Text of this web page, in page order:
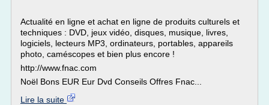
Actualité en ligne et achat en ligne de produits culturels et
techniques : DVD, jeux vidéo, disques, musique, livres,
logiciels, lecteurs MP3, ordinateurs, portables, appareils
photo, caméscopes et bien plus encore !
http://www.fnac.com
Noël Bons EUR Eur Dvd Conseils Offres Fnac...
Lire la suite